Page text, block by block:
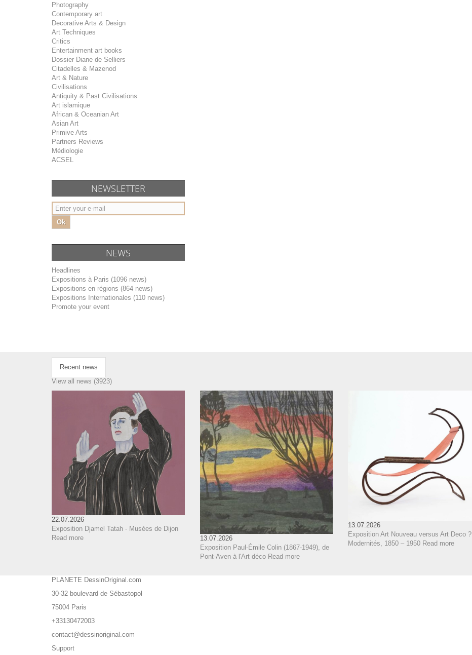
Photography
Contemporary art
Decorative Arts & Design
Art Techniques
Critics
Entertainment art books
Dossier Diane de Selliers
Citadelles & Mazenod
Art & Nature
Civilisations
Antiquity & Past Civilisations
Art islamique
African & Oceanian Art
Asian Art
Primive Arts
Partners Reviews
Médiologie
ACSEL
NEWSLETTER
Ok
NEWS
Headlines
Expositions à Paris (1096 news)
Expositions en régions (864 news)
Expositions Internationales (110 news)
Promote your event
Recent news
View all news (3923)
22.07.2026
Exposition Djamel Tatah - Musées de Dijon
Read more
13.07.2026
Exposition Paul-Émile Colin (1867-1949), de
Pont-Aven à l'Art déco Read more
13.07.2026
Exposition Art Nouveau versus Art Deco ?
Modernités, 1850 – 1950 Read more
PLANETE DessinOriginal.com
30-32 boulevard de Sébastopol
75004 Paris
+33130472003
contact@dessinoriginal.com
Support